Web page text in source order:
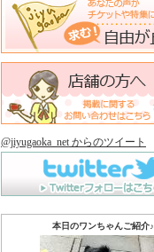
@jiyugaoka_net からのツイート
本日のワンちゃんご紹介♪